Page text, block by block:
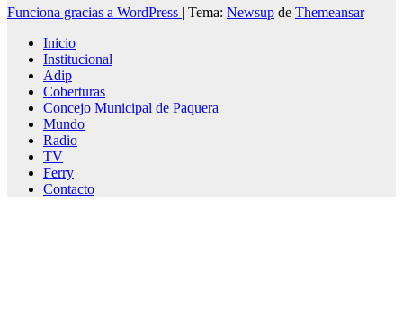
Funciona gracias a WordPress | Tema: Newsup de Themeansar
Inicio
Institucional
Adip
Coberturas
Concejo Municipal de Paquera
Mundo
Radio
TV
Ferry
Contacto